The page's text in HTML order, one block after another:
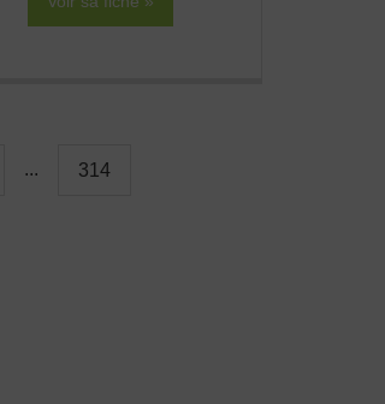
... 314